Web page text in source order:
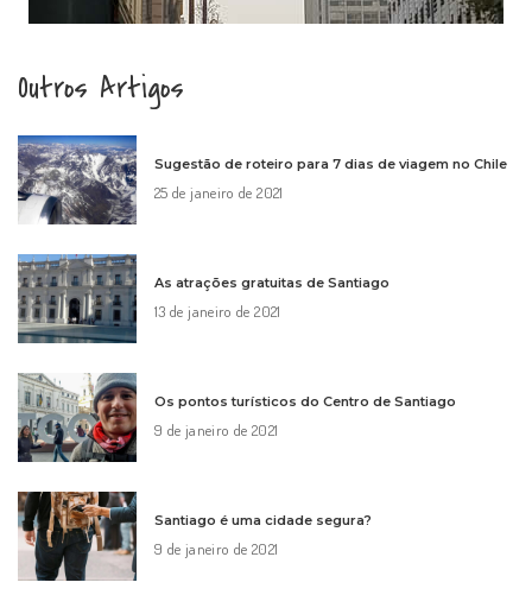
Outros Artigos
Sugestão de roteiro para 7 dias de viagem no Chile
25 de janeiro de 2021
As atrações gratuitas de Santiago
13 de janeiro de 2021
Os pontos turísticos do Centro de Santiago
9 de janeiro de 2021
Santiago é uma cidade segura?
9 de janeiro de 2021